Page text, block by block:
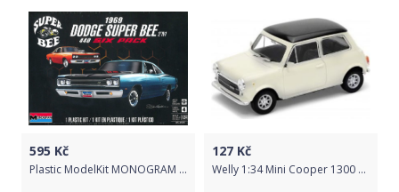
595 Kč
Plastic ModelKit MONOGRAM auto 4505 - 1969 Dodge Super Bee (1:24)
127 Kč
Welly 1:34 Mini Cooper 1300 Šedá